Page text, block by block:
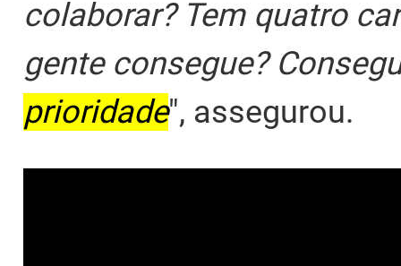
colaborar? Tem quatro
gente consegue?
prioridade", assegurou.